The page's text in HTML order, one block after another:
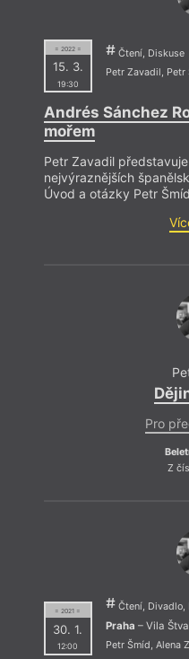
= 2022 =
15. 3.
19:30
Čtení, Diskuse
Petr Zavadil
Petr
Andrés Sánchez
mořem
Petr Zavadil
nejvýraznějších
Úvod a otázky Petr
Pro
Z
= 2021 =
30. 1.
12:00
Čtení, Divadlo,
Praha – Vila
Petr Šmíd, Alena